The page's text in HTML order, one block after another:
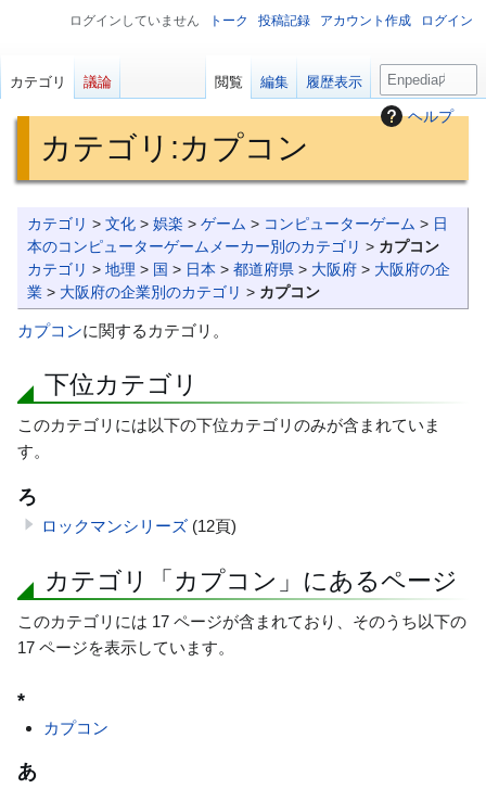
ヘルプ
カテゴリ :カプコン
ナ
ビ
ゲ
ー
シ
に
移
動
検
索
に
移
動
カテゴリ >文化 >娯楽 >ゲーム > コンピューターゲーム > 日
本のコンピューターゲームメーカー別のカテゴリ > カプコン
カテゴリ >地理 > 国 > 日本 >都道府県 > 大阪府 > 大阪府の企
業 > 大阪府の企業別のカテゴリ > カプコン
カプコンに関するカテゴリ。
下位カテゴリ
このカテゴリには以下の下位カテゴリのみが含まれていま
す。
ろ
ロックマンシリーズ (12頁)
カテゴリ「カプコン」にあるページ
このカテゴリには 17 ページが含まれており、そのうち以下の
17 ページを表示しています。
*
カプコン
あ
ログインしていません トーク 投稿記録 アカウント作成 ログイン
カテゴリ 議論 閲覧 編集 履歴表示
検
索